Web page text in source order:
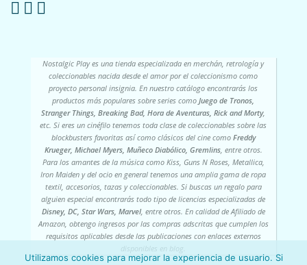
Nostalgic Play es una tienda especializada en merchán, retrología y
coleccionables nacida desde el amor por el coleccionismo como
proyecto personal insignia. En nuestro catálogo encontrarás los
productos más populares sobre series comoJuego de Tronos,
Stranger Things, Breaking Bad, Hora de Aventuras, Rick and Morty,
etc. Si eres un cinéfilo tenemos toda clase de coleccionables sobre las
blockbusters favoritas así como clásicos del cine como Freddy
Krueger, Michael Myers, Muñeco Diabólico, Gremlins, entre otros.
Para los amantes de la música como Kiss, Guns N Roses, Metallica,
Iron Maiden y del ocio en general tenemos una amplia gama de ropa
textil, accesorios, tazas y coleccionables. Si buscas un regalo para
alguien especial encontrarás todo tipo de licencias especializadas de
Disney, DC, Star Wars, Marvel, entre otros. En calidad de Afiliado de
Amazon, obtengo ingresos por las compras adscritas que cumplen los
requisitos aplicables desde las publicaciones con enlaces externos
disponibles en blog.
Utilizamos cookies para mejorar la experiencia de usuario. Si